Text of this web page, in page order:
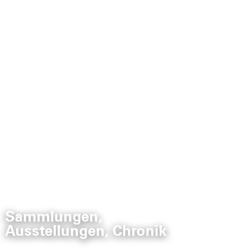
Sammlungen,
Ausstellungen, Chronik